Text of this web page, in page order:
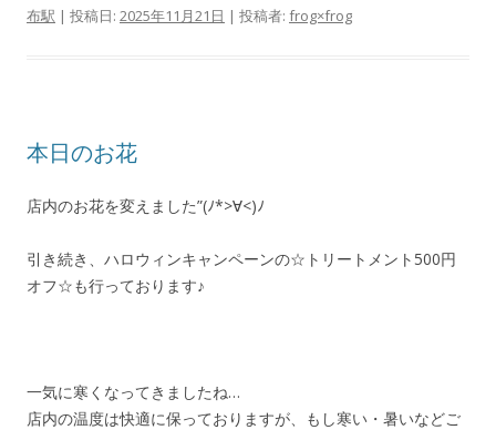
布駅 | 投稿日: 2025年11月21日 | 投稿者: frog×frog
本日のお花
店内のお花を変えました”(ﾉ*>∀<)ﾉ
引き続き、ハロウィンキャンペーンの☆トリートメント500円
オフ☆も行っております♪
一気に寒くなってきましたね…
店内の温度は快適に保っておりますが、もし寒い・暑いなどご